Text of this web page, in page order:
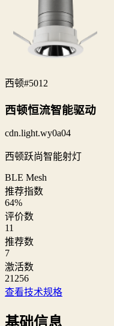
西顿#5012
西顿恒流智能驱动
cdn.light.wy0a04
西顿跃尚智能射灯
BLE Mesh
推荐指数
64%
评价数
11
推荐数
7
激活数
21256
查看技术规格
基础信息